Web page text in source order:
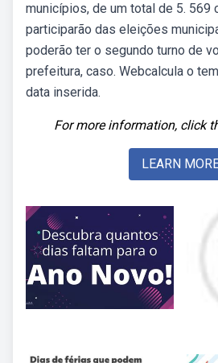
municípios, de um total de 5. 569
participarão das eleições
poderão ter o segundo turno de
prefeitura, caso. Webcalcula o
data inserida.
For more information, click
LEARN